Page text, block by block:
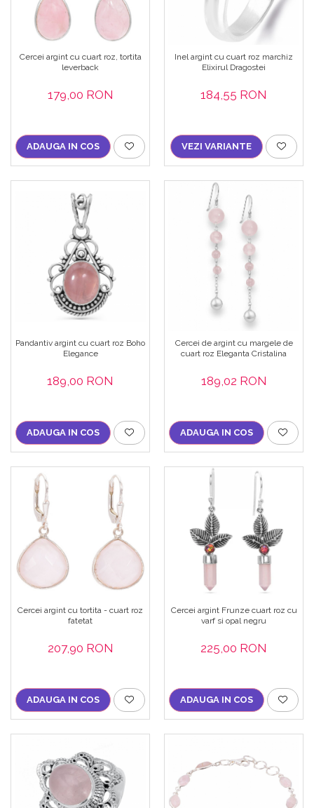
Cercei argint cu cuart roz, tortita
leverback
179,00 RON
ADAUGA IN COS
Inel argint cu cuart roz marchiz
Elixirul Dragostei
184,55 RON
VEZI VARIANTE
Pandantiv argint cu cuart roz Boho
Elegance
189,00 RON
ADAUGA IN COS
Cercei de argint cu margele de
cuart roz Eleganta Cristalina
189,02 RON
ADAUGA IN COS
Cercei argint cu tortita - cuart roz
fatetat
207,90 RON
ADAUGA IN COS
Cercei argint Frunze cuart roz cu
varf si opal negru
225,00 RON
ADAUGA IN COS